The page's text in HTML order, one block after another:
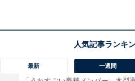
最新 一週間